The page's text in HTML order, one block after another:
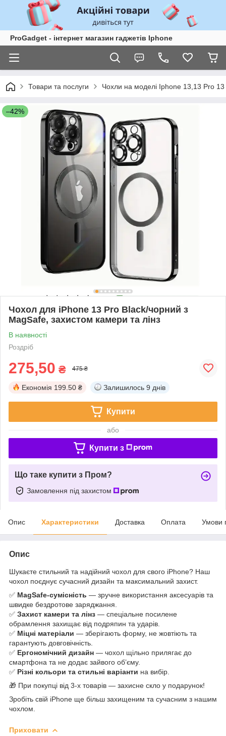
ProGadget - iнтернет магазин гаджетів Iphone
Товари та послуги Чохли на моделі Iphone 13,13 Pro
–42%
Чохол для iPhone 13 Pro Black/чорний з
MagSafe, захистом камери та лінз
В наявності
Роздріб
275,50 ₴ 475 ₴
Економія 199.50 ₴ Залишилось 9 днів
Купити
або
Купити з
Що таке купити з Пром?
Замовлення під захистом
Опис Характеристики Доставка Оплата Умови
Опис
Шукаєте стильний та надійний чохол для свого iPhone? Наш
чохол поєднує сучасний дизайн та максимальний захист.
✅ MagSafe-сумісність — зручне використання аксесуарів та
швидке бездротове заряджання.
✅ Захист камери та лінз — спеціальне посилене
обрамлення захищає від подряпин та ударів.
✅ Міцні матеріали — зберігають форму, не жовтіють та
гарантують довговічність.
✅ Ергономічний дизайн — чохол щільно прилягає до
смартфона та не додає зайвого об’єму.
✅ Різні кольори та стильні варіанти на вибір.
🎁 При покупці від 3-х товарів — захисне скло у подарунок!
Зробіть свій iPhone ще більш захищеним та сучасним з нашим
чохлом.
Приховати